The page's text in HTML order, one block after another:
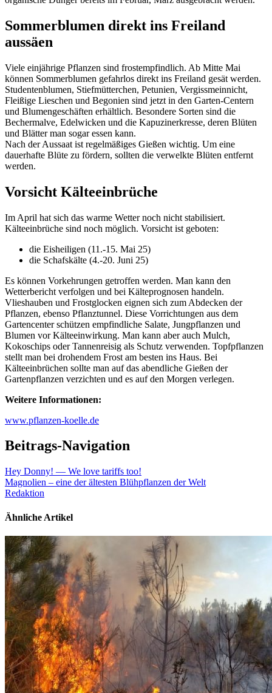
Sommerblumen direkt ins Freiland
aussäen
Viele einjährige Pflanzen sind frostempfindlich. Ab Mitte Mai
können Sommerblumen gefahrlos direkt ins Freiland gesät werden.
Studentenblumen, Stiefmütterchen, Petunien, Vergissmeinnicht,
Fleißige Lieschen und Begonien sind jetzt in den Garten-Centern
und Blumengeschäften erhältlich. Besondere Sorten sind die
Bechermalve, Edelwicken und die Kapuzinerkresse, deren Blüten
und Blätter man sogar essen kann.
Nach der Aussaat ist regelmäßiges Gießen wichtig. Um eine
dauerhafte Blüte zu fördern, sollten die verwelkte Blüten entfernt
werden.
Vorsicht Kälteeinbrüche
Im April hat sich das warme Wetter noch nicht stabilisiert.
Kälteeinbrüche sind noch möglich. Vorsicht ist geboten:
die Eisheiligen (11.-15. Mai 25)
die Schafskälte (4.-20. Juni 25)
Es können Vorkehrungen getroffen werden. Man kann den
Wetterbericht verfolgen und bei Kälteprognosen handeln.
Vlieshauben und Frostglocken eignen sich zum Abdecken der
Pflanzen, ebenso Pflanztunnel. Diese Vorrichtungen aus dem
Gartencenter schützen empfindliche Salate, Jungpflanzen und
Blumen vor Kälteeinwirkung. Man kann aber auch Mulch,
Kokoschips oder Tannenreisig als Schutz verwenden. Topfpflanzen
stellt man bei drohendem Frost am besten ins Haus. Bei
Kälteeinbrüchen sollte man auf das abendliche Gießen der
Gartenpflanzen verzichten und es auf den Morgen verlegen.
Weitere Informationen:
www.pflanzen-koelle.de
Beitrags-Navigation
Hey Donny! — We love tariffs too!
Magnolien – eine der ältesten Blühpflanzen der Welt
Redaktion
Ähnliche Artikel